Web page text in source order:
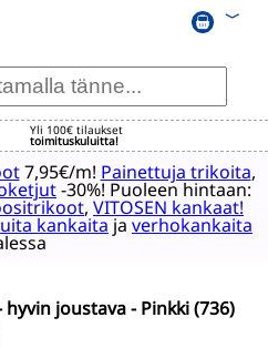
﹀
Yli 100€ tilaukset
toimituskuluitta!
7,95€/m! Painettuja trikoita,
-30%! Puoleen hintaan:
, VITOSEN kankaat!
kankaitajaverhokankaita
joustava - Pinkki (736)